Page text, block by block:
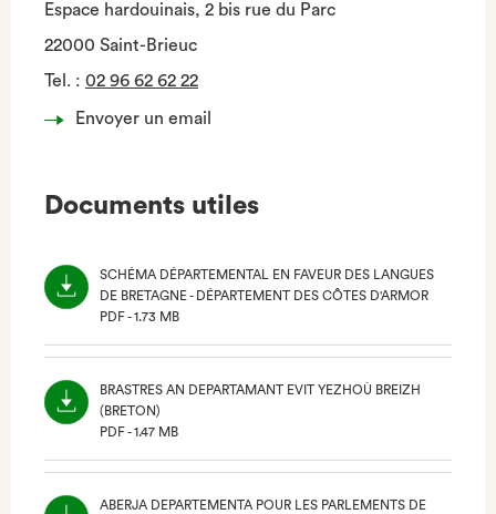
Espace hardouinais, 2 bis rue du Parc
22000 Saint-Brieuc
Tel. : 02 96 62 62 22
Envoyer un email
Documents utiles
SCHÉMA DÉPARTEMENTAL EN FAVEUR DES LANGUES
DE BRETAGNE - DÉPARTEMENT DES CÔTES D'ARMOR
PDF - 1.73 MB
ONGLET)
BRASTRES AN DEPARTAMANT EVIT YEZHOÙ BREIZH
(BRETON)
PDF - 1.47 MB
ONGLET)
ABERJA DEPARTEMENTA POUR LES PARLEMENTS DE